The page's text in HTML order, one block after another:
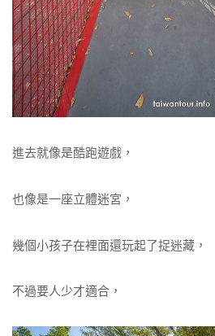
進去就像是酷跑遊戲，
也像是一座立體迷宮，
幾個小孩子在裡面還玩起了捉迷藏，
不過要人少才適合，